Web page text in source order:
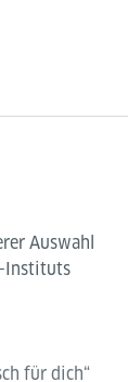
Auswahl
Instituts
für dich“